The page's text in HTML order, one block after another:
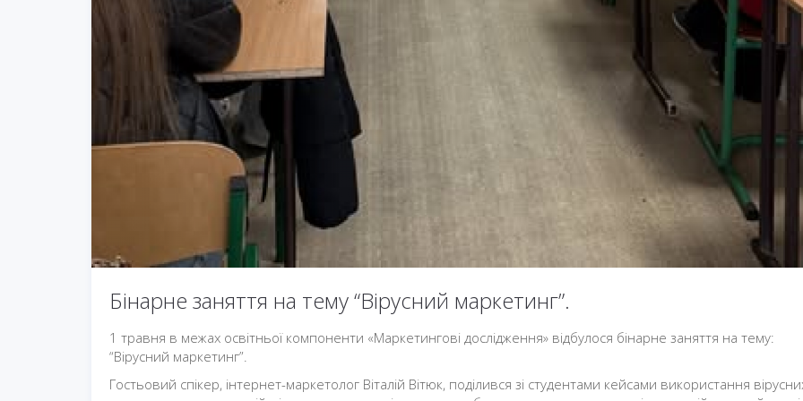
Бінарне заняття на тему “Вірусний маркетинг”.
1 травня в межах освітньої компоненти «Маркетингові дослідження» відбулося бінарне заняття на тему:
“Вірусний маркетинг”.
Гостьовий спікер, інтернет-маркетолог Віталій Вітюк, поділився зі студентами кейсами використання